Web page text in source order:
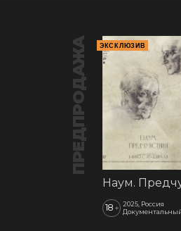
ПРЕДПРОДАЖА ЭКСКЛЮЗИВ
18 + 2025, Россия